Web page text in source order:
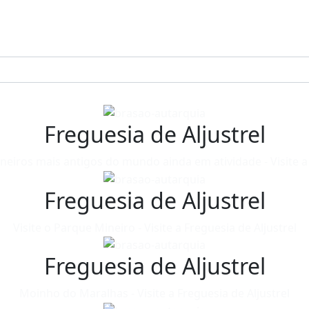
Freguesia de Aljustrel
Freguesia de Aljustrel
Freguesia de Aljustrel